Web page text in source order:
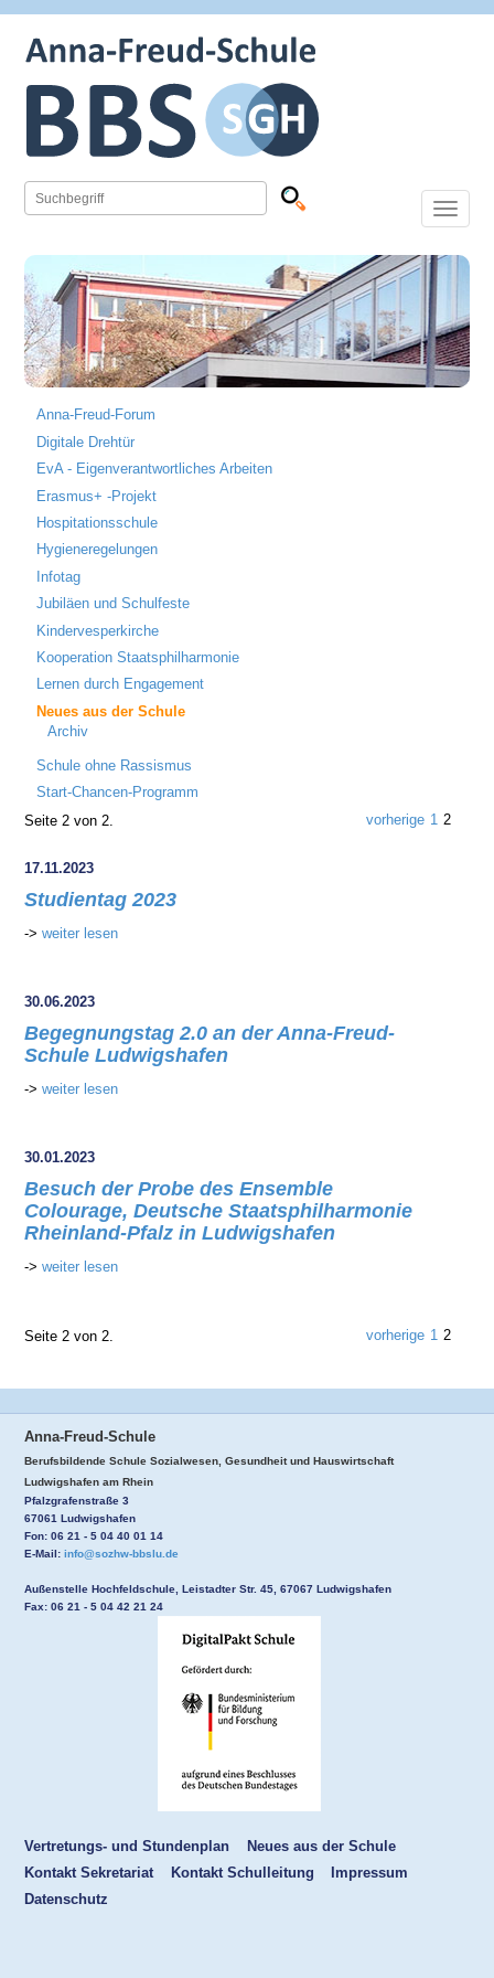
Toggle
navigation
Anna-Freud-Forum
Digitale Drehtür
EvA - Eigenverantwortliches Arbeiten
Erasmus+ -Projekt
Hospitationsschule
Hygieneregelungen
Infotag
Jubiläen und Schulfeste
Kindervesperkirche
Kooperation Staatsphilharmonie
Lernen durch Engagement
Neues aus der Schule
Archiv
Schule ohne Rassismus
Start-Chancen-Programm
Seite 2 von 2.
vorherige 1 2
17.11.2023
Studientag 2023
->weiter lesen
30.06.2023
Begegnungstag 2.0 an der Anna-Freud-
Schule Ludwigshafen
->weiter lesen
30.01.2023
Besuch der Probe des Ensemble
Colourage, Deutsche Staatsphilharmonie
Rheinland-Pfalz in Ludwigshafen
->weiter lesen
Seite 2 von 2. vorherige 1 2
Anna-Freud-Schule
Berufsbildende Schule Sozialwesen, Gesundheit und Hauswirtschaft
Ludwigshafen am Rhein
Pfalzgrafenstraße 3
67061 Ludwigshafen
Fon: 06 21 - 5 04 40 01 14
E-Mail:info@sozhw-bbslu.de
Außenstelle Hochfeldschule, Leistadter Str. 45, 67067 Ludwigshafen
Fax: 06 21 - 5 04 42 21 24
Vertretungs- und Stundenplan
Neues aus der Schule
Kontakt Sekretariat
Kontakt Schulleitung
Impressum
Datenschutz